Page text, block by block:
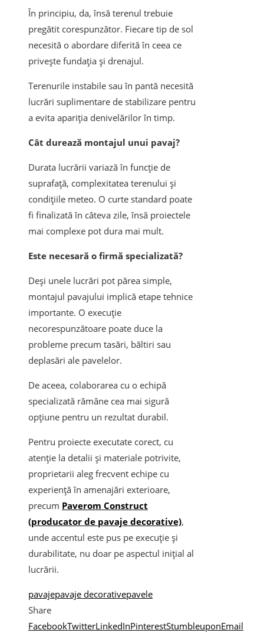
În principiu, da, însă terenul trebuie
pregătit corespunzător. Fiecare tip de sol
necesită o abordare diferită în ceea ce
privește fundația și drenajul.
Terenurile instabile sau în pantă necesită
lucrări suplimentare de stabilizare pentru
a evita apariția denivelărilor în timp.
Cât durează montajul unui pavaj?
Durata lucrării variază în funcție de
suprafață, complexitatea terenului și
condițiile meteo. O curte standard poate
fi finalizată în câteva zile, însă proiectele
mai complexe pot dura mai mult.
Este necesară o firmă specializată?
Deși unele lucrări pot părea simple,
montajul pavajului implică etape tehnice
importante. O execuție
necorespunzătoare poate duce la
probleme precum tasări, băltiri sau
deplasări ale pavelelor.
De aceea, colaborarea cu o echipă
specializată rămâne cea mai sigură
opțiune pentru un rezultat durabil.
Pentru proiecte executate corect, cu
atenție la detalii și materiale potrivite,
proprietarii aleg frecvent echipe cu
experiență în amenajări exterioare,
precum Paverom Construct
(producator de pavaje decorative),
unde accentul este pus pe execuție și
durabilitate, nu doar pe aspectul inițial al
lucrării.
pavajepavaje decorativepavele
Share
FacebookTwitterLinkedInPinterestStumbleuponEmail